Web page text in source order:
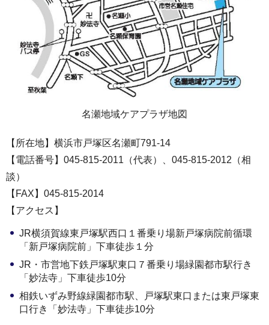
名瀬地域ケアプラザ地図
【所在地】横浜市戸塚区名瀬町791-14
【電話番号】045-815-2011（代表）、045-815-2012（相
談）
【FAX】045-815-2014
【アクセス】
JR横須賀線東戸塚駅西口１番乗り場新戸塚病院前循環
「新戸塚病院前」下車徒歩１分
JR・市営地下鉄戸塚駅東口７番乗り場緑園都市駅行き
「妙法寺」下車徒歩10分
相鉄いずみ野線緑園都市駅、戸塚駅東口または東戸塚東
口行き「妙法寺」下車徒歩10分